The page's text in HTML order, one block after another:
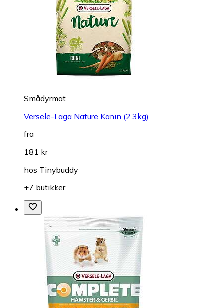
Smådyrmat
Versele-Laga Nature Kanin (2.3kg)
fra
181 kr
hos Tinybuddy
+7 butikker